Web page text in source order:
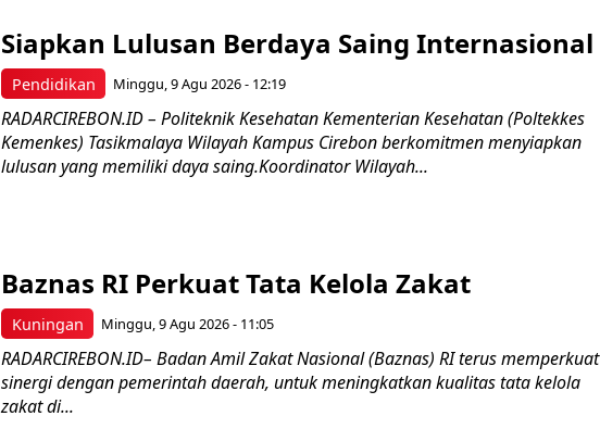
Pendidikan
Siapkan Lulusan Berdaya Saing Internasional
Minggu, 9 Agu 2026 - 12:19
RADARCIREBON.ID – Politeknik Kesehatan Kementerian Kesehatan (Poltekkes
Kemenkes) Tasikmalaya Wilayah Kampus Cirebon berkomitmen menyiapkan
lulusan yang memiliki daya saing.Koordinator Wilayah...
Kuningan
Baznas RI Perkuat Tata Kelola Zakat
Minggu, 9 Agu 2026 - 11:05
RADARCIREBON.ID– Badan Amil Zakat Nasional (Baznas) RI terus memperkuat
sinergi dengan pemerintah daerah, untuk meningkatkan kualitas tata kelola
zakat di...